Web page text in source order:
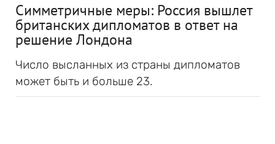
Симметричные меры: Россия вышлет
британских дипломатов в ответ на
решение Лондона
Число высланных из страны дипломатов
может быть и больше 23.